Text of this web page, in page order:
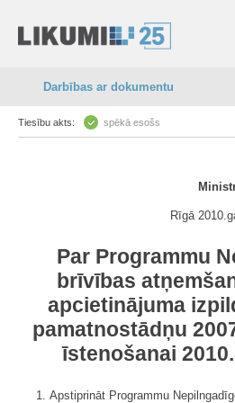
Darbības ar dokumentu
Tiesību akts: spēkā esošs
Rīgā
Par Programmu
brīvības
apcietinājuma
pamatnostādņu
īstenošanai
1. Apstiprināt Programmu